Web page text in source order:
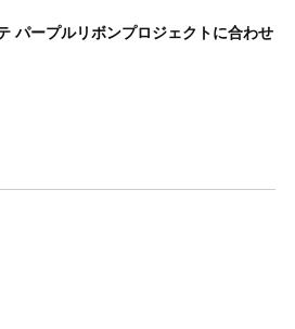
パープルリボンプロジェクトに合わせ